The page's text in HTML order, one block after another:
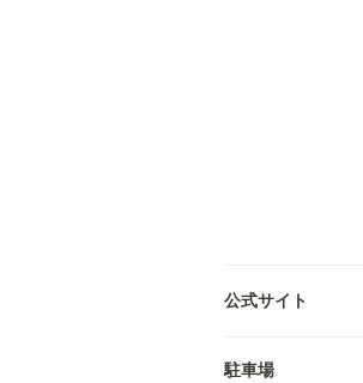
公式サイト
駐車場